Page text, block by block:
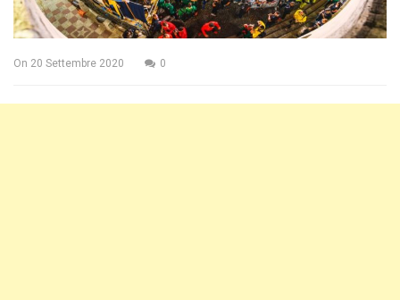
On 20 Settembre 2020 0